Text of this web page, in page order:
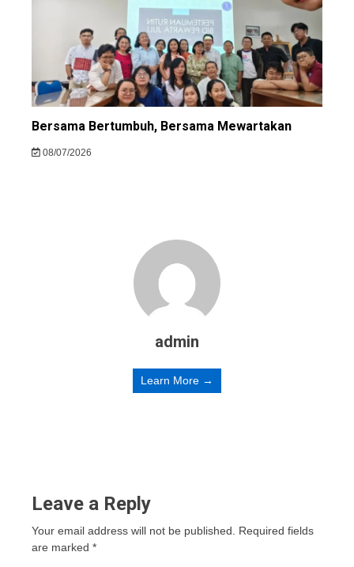
Bersama Bertumbuh, Bersama Mewartakan
08/07/2026
admin
Learn More →
Leave a Reply
Your email address will not be published. Required fields
are marked *